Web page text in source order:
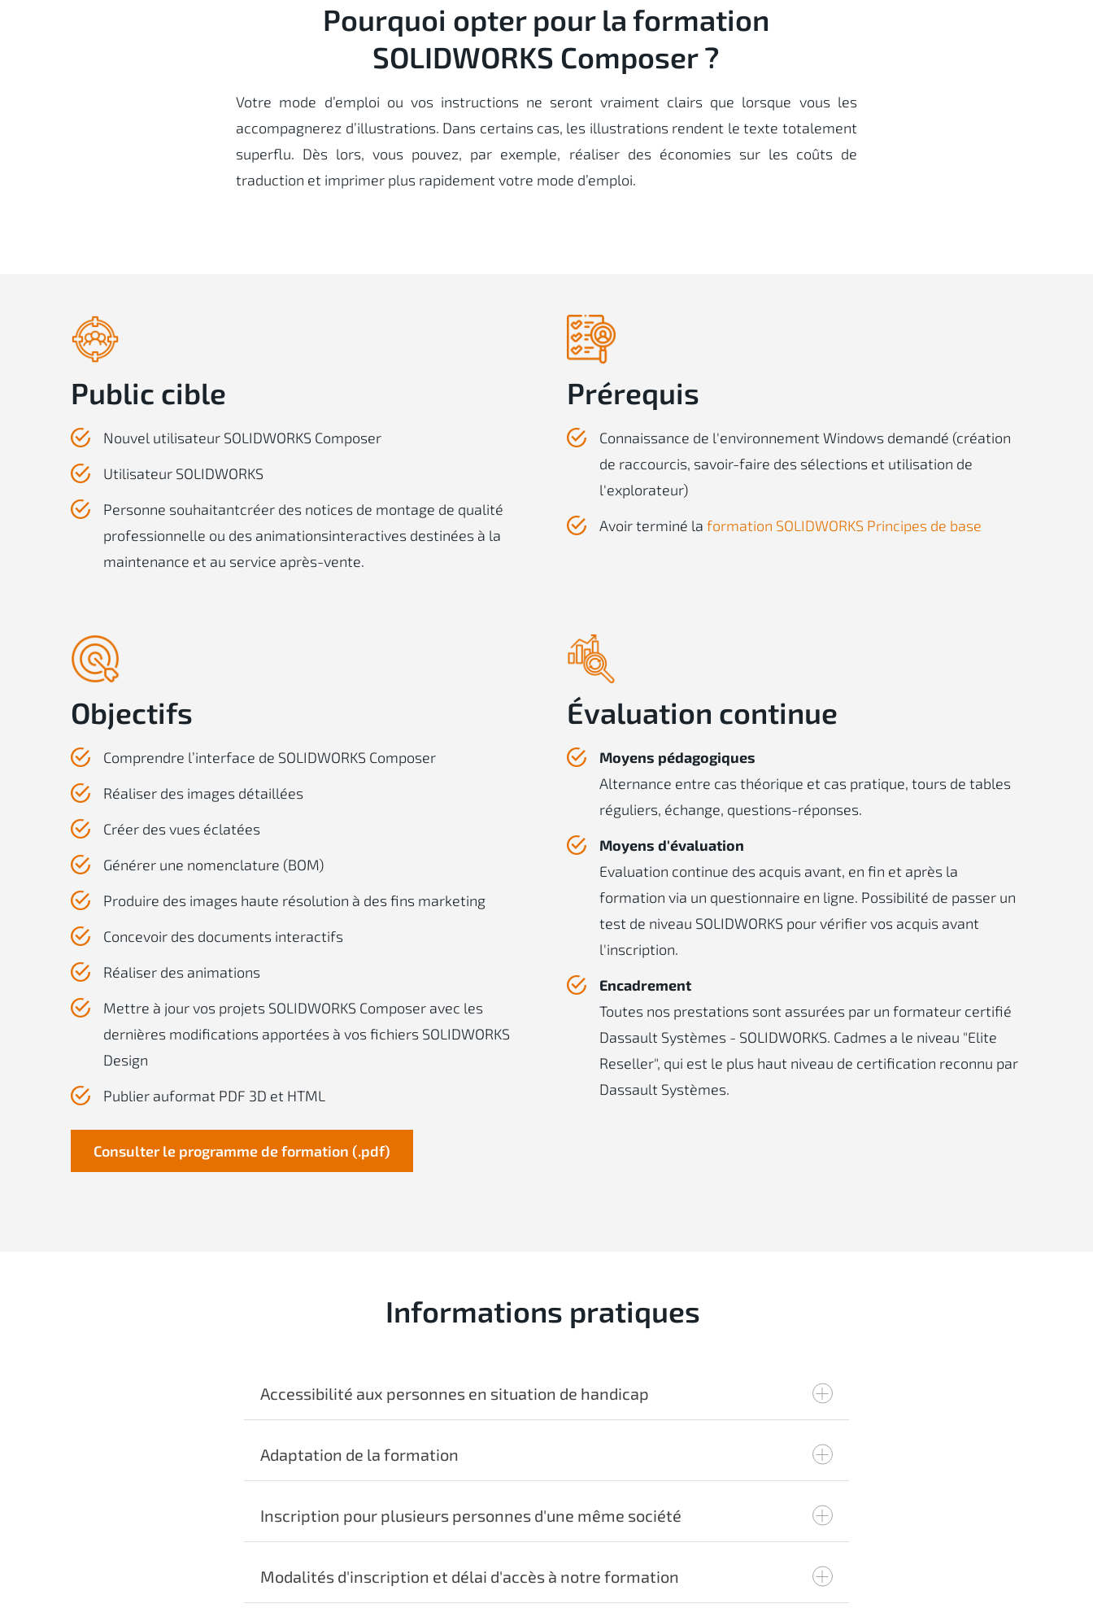
Pourquoi opter pour la formation
SOLIDWORKS Composer ?
Votre mode d’emploi ou vos instructions ne seront vraiment clairs que lorsque vous les
accompagnerez d’illustrations. Dans certains cas, les illustrations rendent le texte totalement
superflu. Dès lors, vous pouvez, par exemple, réaliser des économies sur les coûts de
traduction et imprimer plus rapidement votre mode d’emploi.
Public cible
Nouvel utilisateur SOLIDWORKS Composer
Utilisateur SOLIDWORKS
Personne souhaitantcréer des notices de montage de qualité
professionnelle ou des animationsinteractives destinées à la
maintenance et au service après-vente.
Prérequis
Connaissance de l'environnement Windows demandé (création
de raccourcis, savoir-faire des sélections et utilisation de
l'explorateur)
Avoir terminé la formation SOLIDWORKS Principes de base
Objectifs
Comprendre l’interface de SOLIDWORKS Composer
Réaliser des images détaillées
Créer des vues éclatées
Générer une nomenclature (BOM)
Produire des images haute résolution à des fins marketing
Concevoir des documents interactifs
Réaliser des animations
Mettre à jour vos projets SOLIDWORKS Composer avec les
dernières modifications apportées à vos fichiers SOLIDWORKS
Design
Publier auformat PDF 3D et HTML
Consulter le programme de formation (.pdf)
Évaluation continue
Moyens pédagogiques
Alternance entre cas théorique et cas pratique, tours de tables
réguliers, échange, questions-réponses.
Moyens d'évaluation
Evaluation continue des acquis avant, en fin et après la
formation via un questionnaire en ligne. Possibilité de passer un
test de niveau SOLIDWORKS pour vérifier vos acquis avant
l'inscription.
Encadrement
Toutes nos prestations sont assurées par un formateur certifié
Dassault Systèmes - SOLIDWORKS. Cadmes a le niveau "Elite
Reseller", qui est le plus haut niveau de certification reconnu par
Dassault Systèmes.
Informations pratiques
Accessibilité aux personnes en situation de handicap
customer@cadmes.com
Adaptation de la formation
customer@cadmes.com
Inscription pour plusieurs personnes d'une même société
Modalités d'inscription et délai d'accès à notre formation